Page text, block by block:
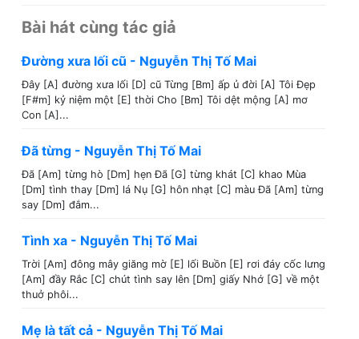
Bài hát cùng tác giả
Đường xưa lối cũ - Nguyễn Thị Tố Mai
Đây [A] đường xưa lối [D] cũ Từng [Bm] ấp ủ đời [A] Tôi Đẹp
[F#m] kỷ niệm một [E] thời Cho [Bm] Tôi dệt mộng [A] mơ
Con [A]...
Đã từng - Nguyễn Thị Tố Mai
Đã [Am] từng hò [Dm] hẹn Đã [G] từng khát [C] khao Mùa
[Dm] tình thay [Dm] lá Nụ [G] hôn nhạt [C] màu Đã [Am] từng
say [Dm] đắm...
Tình xa - Nguyễn Thị Tố Mai
Trời [Am] đông mây giăng mờ [E] lối Buồn [E] rơi đáy cốc lưng
[Am] đầy Rắc [C] chút tình say lên [Dm] giấy Nhớ [G] về một
thuở phôi...
Mẹ là tất cả - Nguyễn Thị Tố Mai